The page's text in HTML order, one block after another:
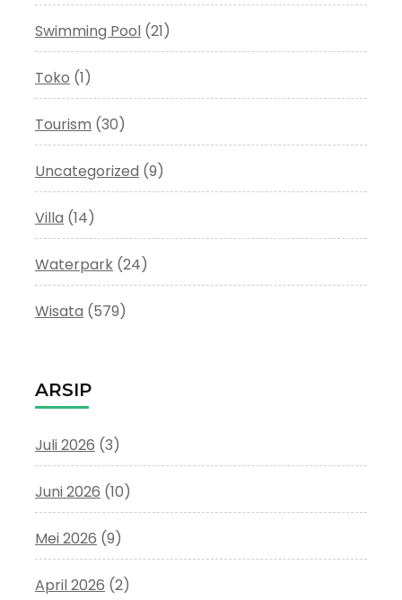
Swimming Pool (21)
Toko (1)
Tourism (30)
Uncategorized (9)
Villa (14)
Waterpark (24)
Wisata (579)
ARSIP
Juli 2026 (3)
Juni 2026 (10)
Mei 2026 (9)
April 2026 (2)